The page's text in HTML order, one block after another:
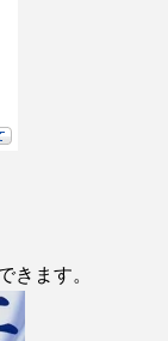
きます。